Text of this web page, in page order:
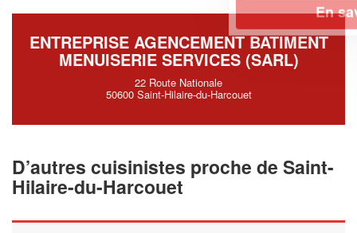
ENTREPRISE AGENCEMENT BATIMENT
MENUISERIE SERVICES (SARL)
22 Route Nationale
50600 Saint-Hilaire-du-Harcouet
D’autres cuisinistes proche de Saint-
Hilaire-du-Harcouet
En savoir plus